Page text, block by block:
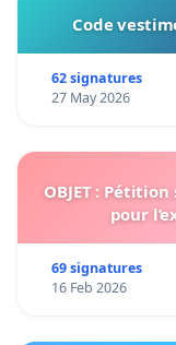
Code
62 signatures
27 May 2026
OBJET :
pour
69 signatures
16 Feb 2026